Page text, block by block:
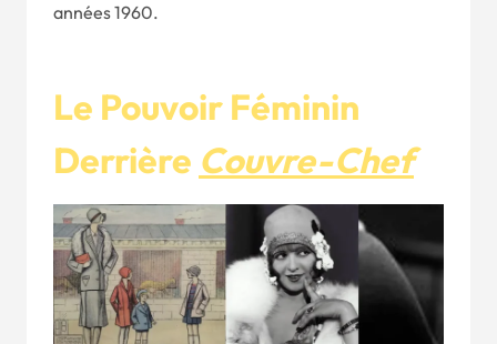
années 1960.
Le Pouvoir Féminin
Derrière Couvre-Chef